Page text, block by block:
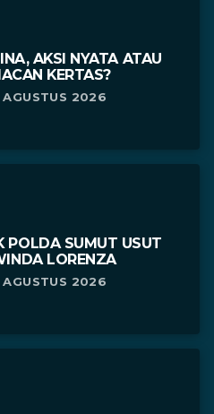
AKSI NYATA ATAU
KERTAS?
AGUSTUS 2026
POLDA SUMUT USUT
LORENZA
AGUSTUS 2026